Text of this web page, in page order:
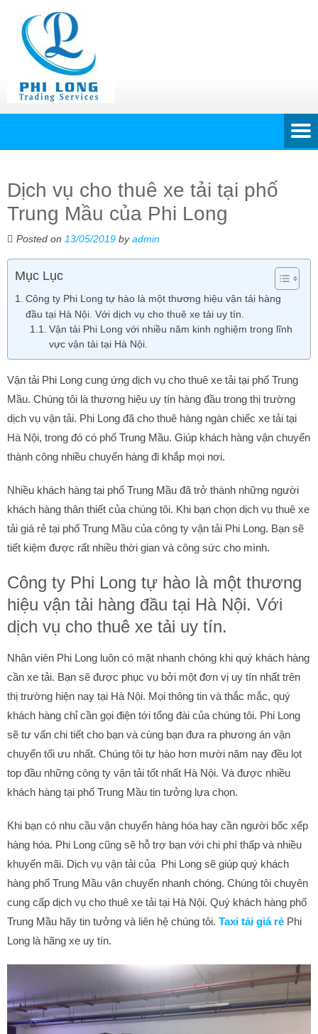
Dịch vụ cho thuê xe tải tại phố
Trung Mầu của Phi Long
Posted on 13/05/2019 byadmin
Mục Lục
Công ty Phi Long tự hào là một thương hiệu vận tải hàng
đầu tại Hà Nội. Với dịch vụ cho thuê xe tải uy tín.
Vận tải Phi Long với nhiều năm kinh nghiệm trong lĩnh
vực vận tải tại Hà Nội.
Vận tải Phi Long cung ứng dịch vụ cho thuê xe tải tại phố Trung
Mầu. Chúng tôi là thương hiệu uy tín hàng đầu trong thị trường
dịch vụ vận tải. Phi Long đã cho thuê hàng ngàn chiếc xe tải tại
Hà Nội, trong đó có phố Trung Mầu. Giúp khách hàng vận chuyển
thành công nhiều chuyến hàng đi khắp mọi nơi.
Nhiều khách hàng tại phố Trung Mầu đã trở thành những người
khách hàng thân thiết của chúng tôi. Khi bạn chọn dịch vụ thuê xe
tải giá rẻ tại phố Trung Mầu của công ty vận tải Phi Long. Bạn sẽ
tiết kiệm được rất nhiều thời gian và công sức cho mình.
Công ty Phi Long tự hào là một thương
hiệu vận tải hàng đầu tại Hà Nội. Với
dịch vụ cho thuê xe tải uy tín.
Nhân viên Phi Long luôn có mặt nhanh chóng khi quý khách hàng
cần xe tải. Bạn sẽ được phục vụ bởi một đơn vị uy tín nhất trên
thị trường hiện nay tại Hà Nội. Mọi thông tin và thắc mắc, quý
khách hàng chỉ cần gọi điện tới tổng đài của chúng tôi. Phi Long
sẽ tư vấn chi tiết cho bạn và cùng bạn đưa ra phương án vận
chuyển tối ưu nhất. Chúng tôi tự hào hơn mười năm nay đều lọt
top đầu những công ty vận tải tốt nhất Hà Nội. Và được nhiều
khách hàng tại phố Trung Mầu tin tưởng lựa chọn.
Khi bạn có nhu cầu vận chuyển hàng hóa hay cần người bốc xếp
hàng hóa. Phi Long cũng sẽ hỗ trợ bạn với chi phí thấp và nhiều
khuyến mãi. Dịch vụ vận tải của Phi Long sẽ giúp quý khách
hàng phố Trung Mầu vận chuyển nhanh chóng. Chúng tôi chuyên
cung cấp dịch vụ cho thuê xe tải tại Hà Nội. Quý khách hàng phố
Trung Mầu hãy tin tưởng và liên hệ chúng tôi. Taxi tải giá rẻ Phi
Long là hãng xe uy tín.